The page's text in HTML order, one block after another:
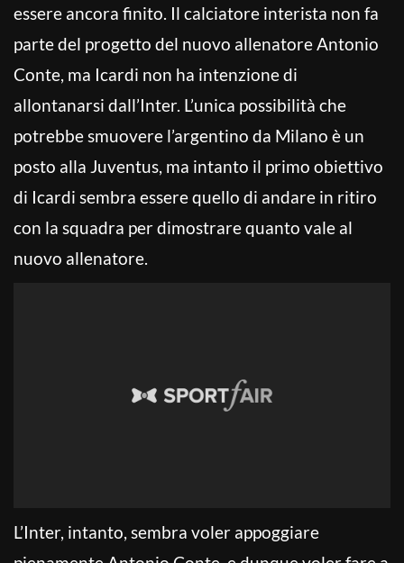
essere ancora finito. Il calciatore interista non fa
parte del progetto del nuovo allenatore Antonio
Conte, ma Icardi non ha intenzione di
allontanarsi dall’Inter. L’unica possibilità che
potrebbe smuovere l’argentino da Milano è un
posto alla Juventus, ma intanto il primo obiettivo
di Icardi sembra essere quello di andare in ritiro
con la squadra per dimostrare quanto vale al
nuovo allenatore.
L’Inter, intanto, sembra voler appoggiare